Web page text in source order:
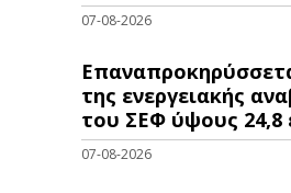
07-08-2026
της ενεργειακής
του ΣΕΦ ύψους 24,8
07-08-2026